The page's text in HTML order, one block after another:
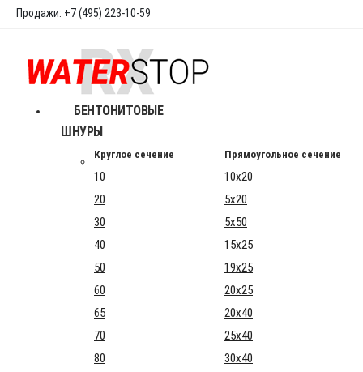
Продажи: +7 (495) 223-10-59
БЕНТОНИТОВЫЕ
ШНУРЫ
Круглое сечение Прямоугольное сечение
10
10x20
20
5x20
30
5x50
40
15x25
50
19x25
60
20x25
65
20x40
70
25x40
80
30x40